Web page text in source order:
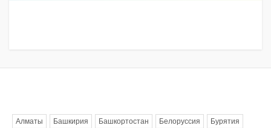
Алматы Башкирия Башкортостан Белоруссия Бурятия